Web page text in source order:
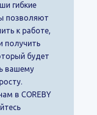
гибкие
позволяют
к работе,
получить
будет
вашему
в COREBY